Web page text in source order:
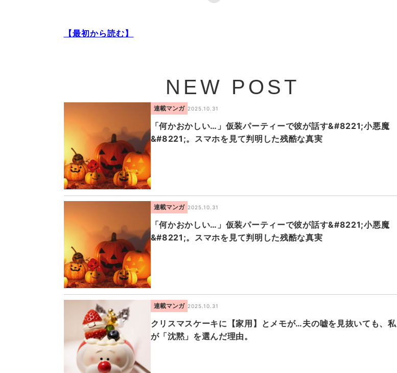
【最初から読む】
NEW POST
連載マンガ 2025.10.31
「何かおかしい…」仮装パーティーで彼が話す&#8221;小悪魔
&#8221;。スマホを見て判明した残酷な真実
連載マンガ 2025.10.31
「何かおかしい…」仮装パーティーで彼が話す&#8221;小悪魔
&#8221;。スマホを見て判明した残酷な真実
連載マンガ 2025.10.31
クリスマスケーキに【家用】とメモが…夫の嘘を見抜いても、私
が「沈黙」を選んだ理由。